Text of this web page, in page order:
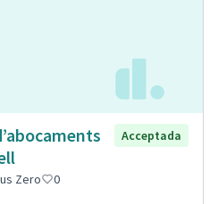
Acceptada
Zero 0